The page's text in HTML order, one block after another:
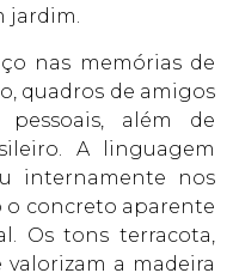
jardim.
nas memórias de
quadros de amigos
além de
A linguagem
internamente nos
o concreto aparente
Os tons terracota,
a madeira